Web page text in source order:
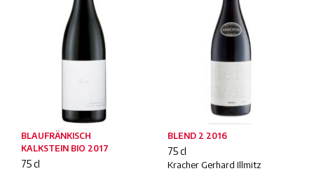
BLAUFRÄNKISCH
KALKSTEIN BIO 2017
75 cl
BLEND 2 2016
75 cl
Kracher Gerhard Illmitz